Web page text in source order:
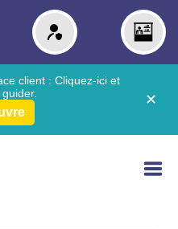
client : Cliquez-ici et
✕